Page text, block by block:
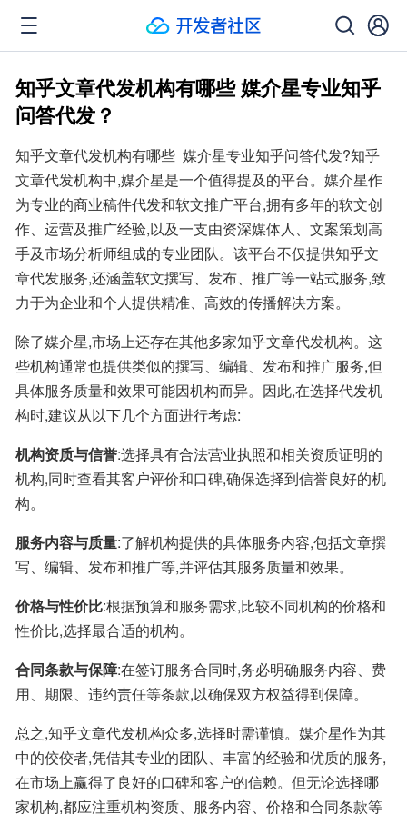
知乎文章代发机构有哪些 媒介星专业知乎
问答代发？
知乎文章代发机构有哪些  媒介星专业知乎问答代发?知乎
文章代发机构中,媒介星是一个值得提及的平台。媒介星作
为专业的商业稿件代发和软文推广平台,拥有多年的软文创
作、运营及推广经验,以及一支由资深媒体人、文案策划高
手及市场分析师组成的专业团队。该平台不仅提供知乎文
章代发服务,还涵盖软文撰写、发布、推广等一站式服务,致
力于为企业和个人提供精准、高效的传播解决方案。
除了媒介星,市场上还存在其他多家知乎文章代发机构。这
些机构通常也提供类似的撰写、编辑、发布和推广服务,但
具体服务质量和效果可能因机构而异。因此,在选择代发机
构时,建议从以下几个方面进行考虑:
机构资质与信誉:选择具有合法营业执照和相关资质证明的
机构,同时查看其客户评价和口碑,确保选择到信誉良好的机
构。
服务内容与质量:了解机构提供的具体服务内容,包括文章撰
写、编辑、发布和推广等,并评估其服务质量和效果。
价格与性价比:根据预算和服务需求,比较不同机构的价格和
性价比,选择最合适的机构。
合同条款与保障:在签订服务合同时,务必明确服务内容、费
用、期限、违约责任等条款,以确保双方权益得到保障。
总之,知乎文章代发机构众多,选择时需谨慎。媒介星作为其
中的佼佼者,凭借其专业的团队、丰富的经验和优质的服务,
在市场上赢得了良好的口碑和客户的信赖。但无论选择哪
家机构,都应注重机构资质、服务内容、价格和合同条款等